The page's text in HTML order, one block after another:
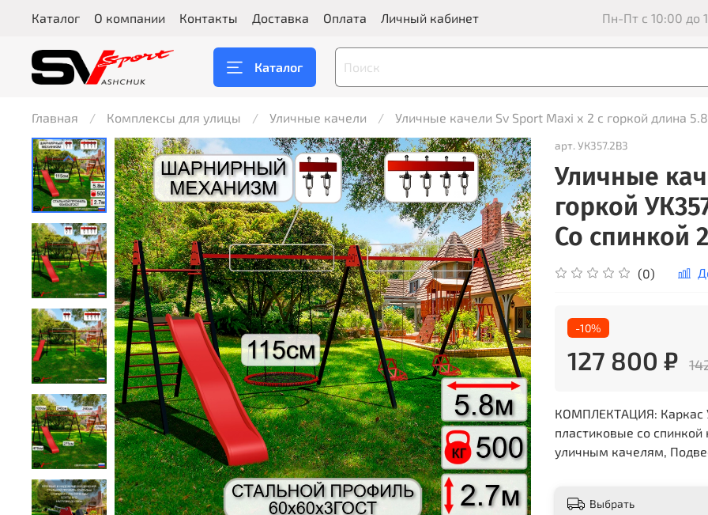
Каталог О компании Контакты Доставка Оплата Личный кабинет Пн-Пт с 10:00 до
Каталог
Главная Комплексы для улицы Уличные качели Уличные качели Sv Sport Maxi х 2 с горкой длина
арт. УК357.2В3
Уличные
горкой
Со спинкой
(0)
-10%
127 800 ₽
КОМПЛЕКТАЦИЯ: Каркас
пластиковые со
уличным качелям,
Выбрать